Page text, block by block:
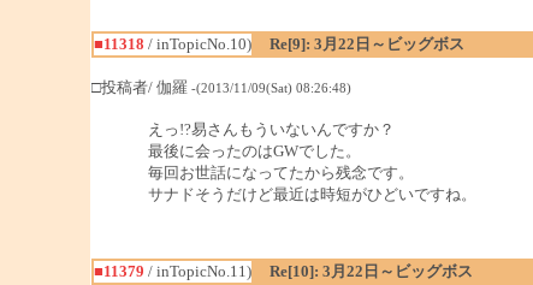
■11318 / inTopicNo.10)
Re[9]: 3月22日～ビッグボス
□投稿者/ 伽羅 -(2013/11/09(Sat) 08:26:48)
えっ!?易さんもういないんですか？
最後に会ったのはGWでした。
毎回お世話になってたから残念です。
サナドそうだけど最近は時短がひどいですね。
■11379 / inTopicNo.11) Re[10]: 3月22日～ビッグボス